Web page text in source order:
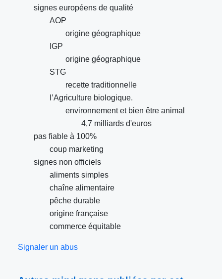
signes européens de qualité
AOP
origine géographique
IGP
origine géographique
STG
recette traditionnelle
l’Agriculture biologique.
environnement et bien être animal
4,7 milliards d'euros
pas fiable à 100%
coup marketing
signes non officiels
aliments simples
chaîne alimentaire
pêche durable
origine française
commerce équitable
Signaler un abus